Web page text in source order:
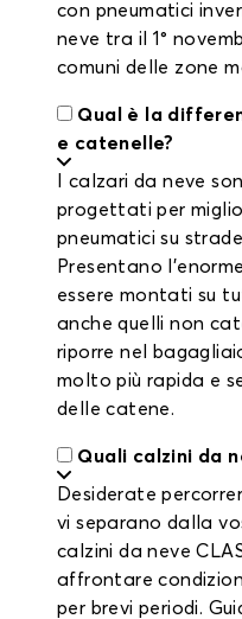
con pneumatici
neve tra il 1°
comuni delle zone
Qual è la
e catenelle?
I calzari da neve
progettati per
pneumatici su
Presentano
essere montati su
anche quelli non
riporre nel
molto più rapida e
delle catene.
Quali calzini da
Desiderate
vi separano dalla
calzini da neve
affrontare
per brevi periodi.